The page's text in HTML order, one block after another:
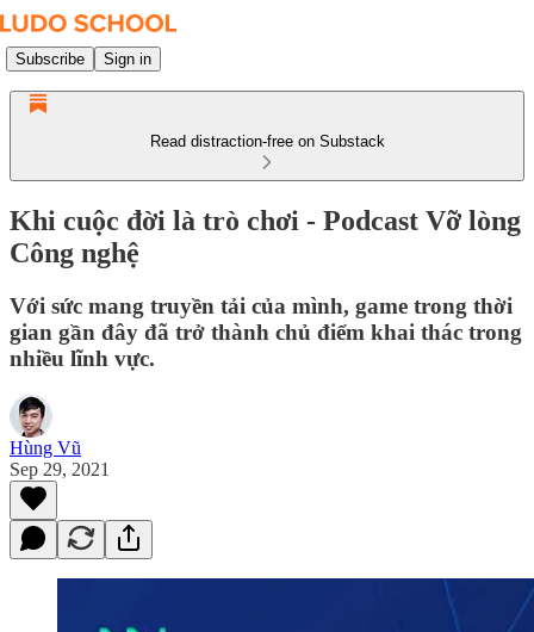
Subscribe Sign in
Read distraction-free on Substack
Khi cuộc đời là trò chơi - Podcast Vỡ lòng
Công nghệ
Với sức mang truyền tải của mình, game trong thời
gian gần đây đã trở thành chủ điểm khai thác trong
nhiều lĩnh vực.
Hùng Vũ
Sep 29, 2021